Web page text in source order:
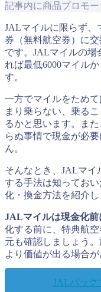
記事内に商品プロモ
JALマイルに限らず、
券（無料航空券）に
です。JALマイルの場
れば最低6000マイル
す。
一方でマイルをため
まり乗らない、乗る
るかと思います。ま
らぬ事情で現金が必
ん。
そんなとき、JALマイ
する手法は知ってお
化・換金方法を紹介し
JALマイルは現金化前
化する前に、特典航
元も確認しましょう
より価値が出る場合が
JALパック